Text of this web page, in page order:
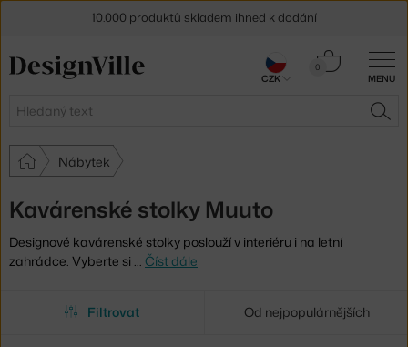
MENU
Hledat
0
Košík
Nábytek
Kavárenské stolky Muuto
Designové kavárenské stolky poslouží v interiéru i na letní
zahrádce. Vyberte si … Číst dále
Filtrovat Od nejpopulárnějších
10.000 produktů skladem ihned k dodání
Sleva 5 % pro odběratele
CZK